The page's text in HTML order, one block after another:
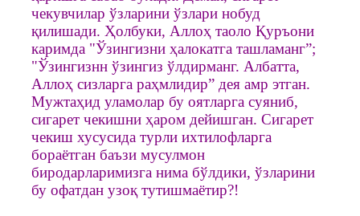
чекувчилар ўзларини ўзлари нобуд
қилишади. Ҳолбуки, Аллоҳ таоло Қуръони
каримда "Ўзингизни ҳалокатга ташламанг”;
"Ўзингизнн ўзингиз ўлдирманг. Албатта,
Аллоҳ сизларга раҳмлидир” дея амр этган.
Мужтаҳид уламолар бу оятларга суяниб,
сигарет чекишни ҳаром дейишган. Сигарет
чекиш хусусида турли ихтилофларга
бораётган баъзи мусулмон
биродарларимизга нима бўлдики, ўзларини
бу офатдан узоқ тутишмаётир?!